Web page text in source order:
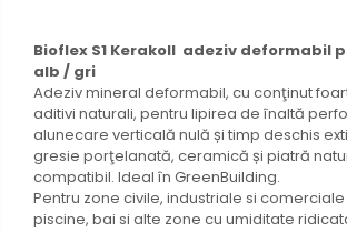
Bioflex S1 Kerakoll adeziv deformabil
alb / gri
Adeziv mineral deformabil, cu conţinut
aditivi naturali, pentru lipirea de înaltă
alunecare verticală nulă și timp deschis
gresie porţelanată, ceramică și piatră
compatibil. Ideal în GreenBuilding.
Pentru zone civile, industriale si
piscine, bai si alte zone cu umiditate